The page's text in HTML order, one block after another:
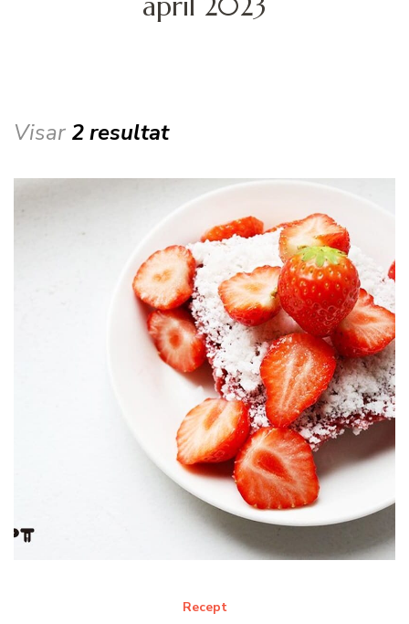
Visar 2 resultat
Recept